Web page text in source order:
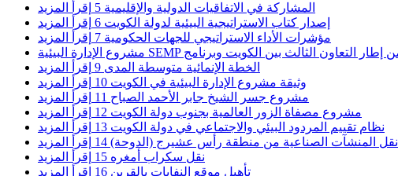
المشاركة في الاتفاقيات الدولية والإقليمية 5 إقرأ المزيد
إصدار كتاب الاستراتيجية البيئية لدولة الكويت 6 إقرأ المزيد
مؤشرات الأداء الاستراتيجي للجهات الحكومية 7 إقرأ المزيد
الخطة الإنمائية متوسطة المدى 9 إقرأ المزيد
وثيقة مشروع الإدارة البيئية في الكويت 10 إقرأ المزيد
مشروع جسر الشيخ جابر الأحمد الصباح 11 إقرأ المزيد
مشروع مصفاة الزور العالمية بجنوب دولة الكويت 12 إقرأ المزيد
نظام تقييم المردود البيئي والاجتماعي في دولة الكويت 13 إقرأ المزيد
نقل المنشآت الصناعية من منطقة رأس عشيرج (الدوحة) 14 إقرأ المزيد
نقل سكراب أمغره 15 إقرأ المزيد
تأهيل موقع النفايات بالقرين 16 إقرأ المزيد